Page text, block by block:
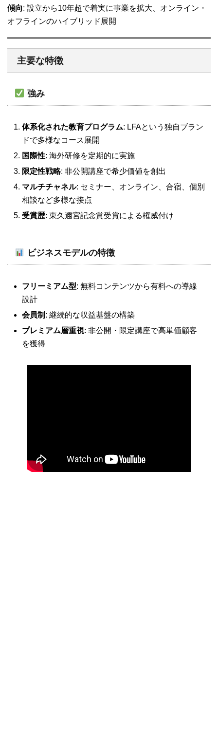
傾向: 設立から10年超で着実に事業を拡大、オンライン・
オフラインのハイブリッド展開
主要な特徴
強み
体系化された教育プログラム: LFAという独自ブラン
ドで多様なコース展開
国際性: 海外研修を定期的に実施
限定性戦略: 非公開講座で希少価値を創出
マルチチャネル: セミナー、オンライン、合宿、個別
相談など多様な接点
受賞歴: 東久邇宮記念賞受賞による権威付け
ビジネスモデルの特徴
フリーミアム型: 無料コンテンツから有料への導線
設計
会員制 : 継続的な収益基盤の構築
プレミアム層重視: 非公開・限定講座で高単価顧客
を獲得